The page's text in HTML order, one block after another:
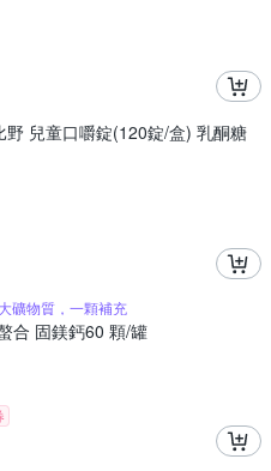
野 兒童口嚼錠(120錠/盒) 乳酮糖
礦物質，一顆補充
合 固鎂鈣60 顆/罐